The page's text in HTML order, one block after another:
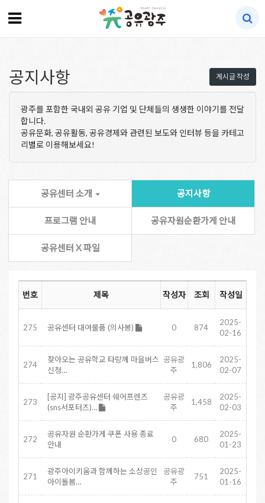
게시글 작성
공지사항
광주를 포함한 국내외 공유 기업 및 단체들의 생생한 이야기를 전달
합니다.
공유문화, 공유활동, 공유경제와 관련된 보도와 인터뷰 등을 카테고
리별로 이용해보세요!
공유센터 소개 공지사항
프로그램 안내 공유자원순환가게 안내
공유센터 X 파일
번호 제목 작성자 조회 작성일
275 공유센터 대여물품 (의사봉) 0 874
2025-
02-16
274
찾아오는 공유학교 타랑께 마을버스
신청…
공유광
주
1,806
2025-
02-07
273
[공지] 광주공유센터 쉐어프렌즈
(sns서포터즈)…
공유광
주
1,458
2025-
02-03
272
공유자원 순환가게 쿠폰 사용 종료
안내
0 680
2025-
01-23
271
광주아이키움과 함께하는 소상공인
아이돌봄…
공유광
주
751
2025-
01-16